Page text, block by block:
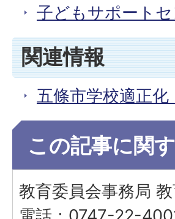
子どもサポート
関連情報
五條市学校適正
この記事に関
教育委員会事務局